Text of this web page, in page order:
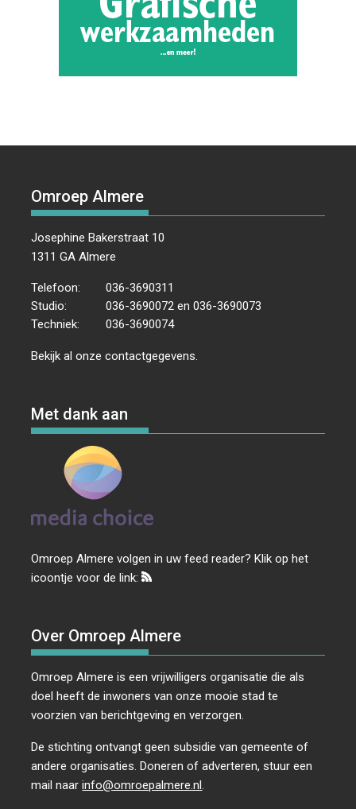
Omroep Almere
Josephine Bakerstraat 10
1311 GA Almere
Telefoon:
036-3690311
Studio:
036-3690072 en 036-3690073
Techniek:
036-3690074
Bekijk al onzecontactgegevens
Met dank aan
Omroep Almere volgen in uw feed reader? Klik op het
icoontje voor de link:
Over Omroep Almere
Omroep Almere is een vrijwilligers organisatie die als
doel heeft de inwoners van onze mooie stad te
voorzien van berichtgeving en verzorgen.
De stichting ontvangt geen subsidie van gemeente of
andere organisaties. Doneren of adverteren, stuur een
mail naarinfo@omroepalmere.nl.